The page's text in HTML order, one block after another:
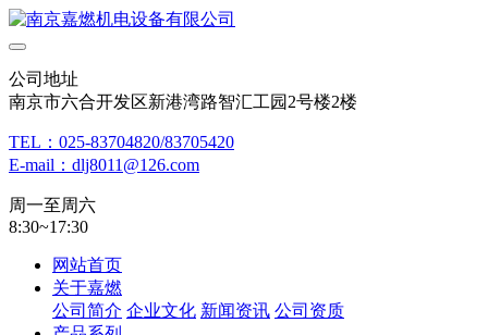
公司地址
南京市六合开发区新港湾路智汇工园2号楼2楼
TEL：025-83704820/83705420
E-mail：dlj8011@126.com
周一至周六
8:30~17:30
网站首页
关于嘉燃
公司简介 企业文化 新闻资讯 公司资质